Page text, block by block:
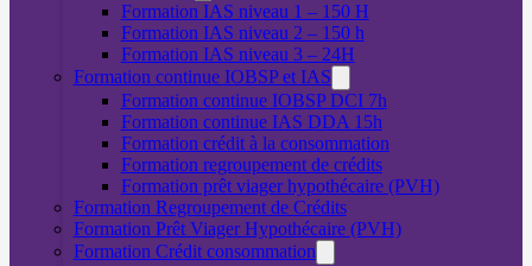
Formation IAS niveau 1 – 150 H
Formation IAS niveau 2 – 150 h
Formation IAS niveau 3 – 24H
Formation continue IOBSP et IAS
Formation continue IOBSP DCI 7h
Formation continue IAS DDA 15h
Formation crédit à la consommation
Formation regroupement de crédits
Formation prêt viager hypothécaire (PVH)
Formation Regroupement de Crédits
Formation Prêt Viager Hypothécaire (PVH)
Formation Crédit consommation